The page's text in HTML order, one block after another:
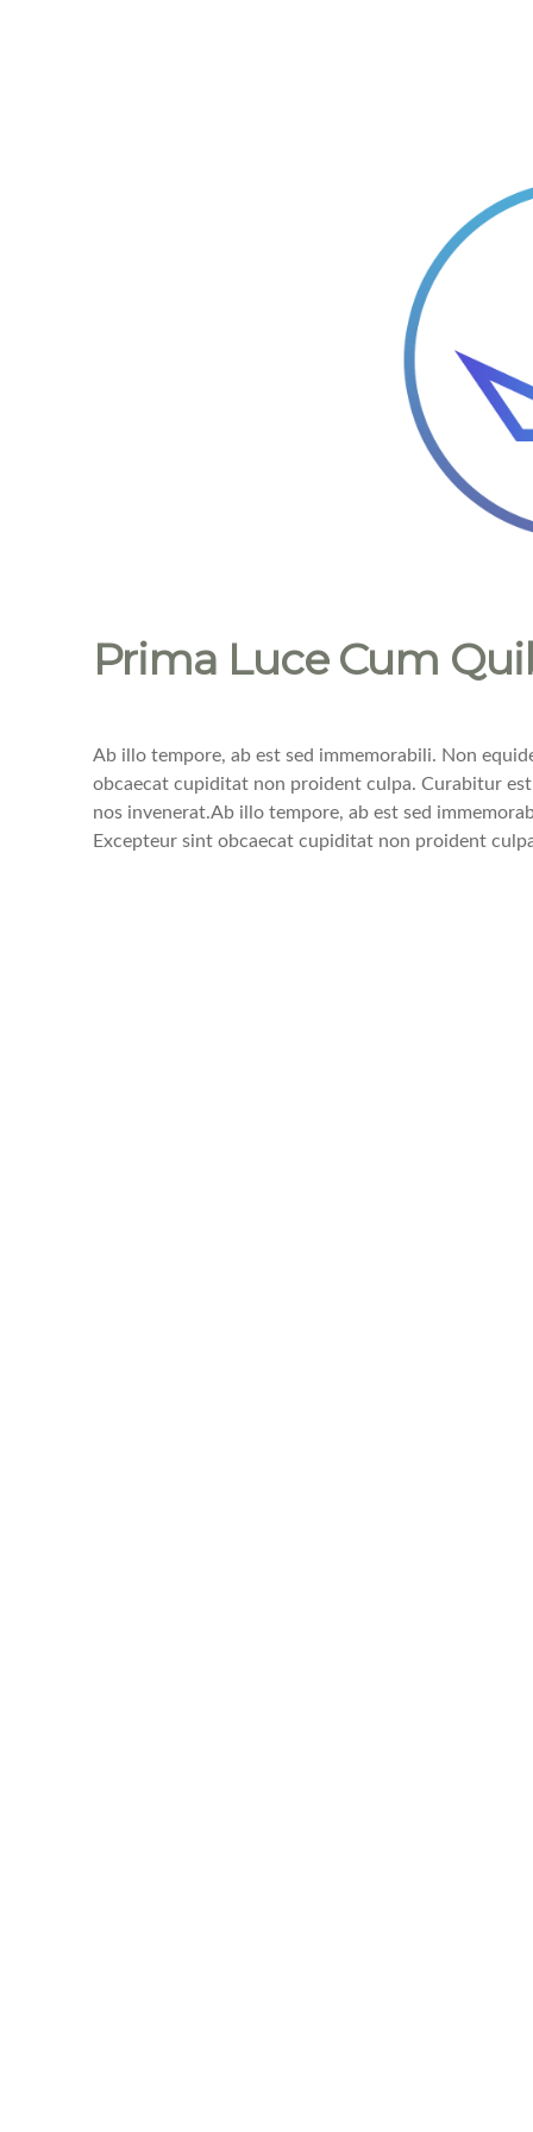
Prima Luce Cum
Ab illo tempore, ab est sed immemorabili. Non
obcaecat cupiditat non proident culpa. Curabitur
nos invenerat.Ab illo tempore, ab est sed
Excepteur sint obcaecat cupiditat non proident